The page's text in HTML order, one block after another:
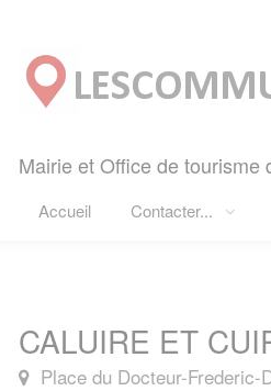
Mairie et Office de tourisme
Accueil Contacter...
CALUIRE ET
Place du Docteur-Frederic-